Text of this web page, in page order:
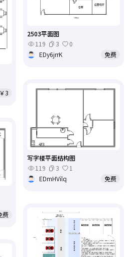
￥3
2503平面图
119
3
0
EDy6jrrK
免费
写字楼平面结构图
119
3
1
EDmHVilq
免费
费